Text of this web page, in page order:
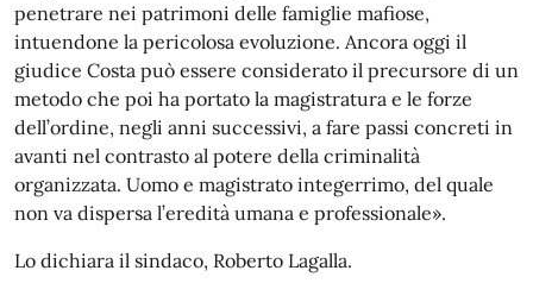
penetrare nei patrimoni delle famiglie mafiose,
intuendone la pericolosa evoluzione. Ancora oggi il
giudice Costa può essere considerato il precursore di un
metodo che poi ha portato la magistratura e le forze
dell’ordine, negli anni successivi, a fare passi concreti in
avanti nel contrasto al potere della criminalità
organizzata. Uomo e magistrato integerrimo, del quale
non va dispersa l’eredità umana e professionale».
Lo dichiara il sindaco, Roberto Lagalla.